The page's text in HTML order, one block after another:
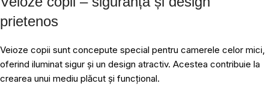
prietenos
Veioze copii sunt concepute special pentru camerele celor mici,
oferind iluminat sigur și un design atractiv. Acestea contribuie la
crearea unui mediu plăcut și funcțional.